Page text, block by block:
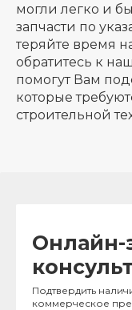
могли легко и
запчасти по
теряйте время
обратитесь к
помогут Вам
которые
строительной
Онлайн-
Подтвердить
коммерческое